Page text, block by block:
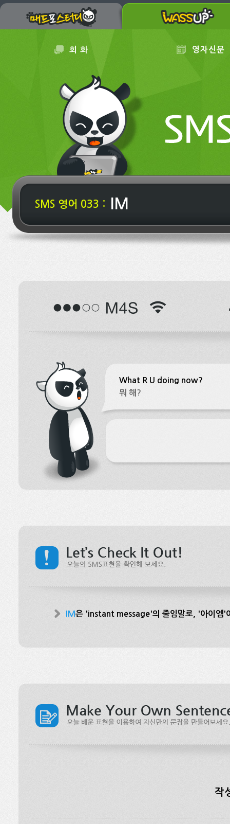
회 화 영자신문
SMS 영어 033 : IM
What R U doing now?
뭐 해?
IM 은 'instant message'의 줄임말로, '아이엠'
작